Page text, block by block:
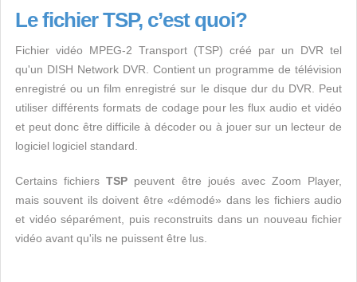
Le fichier TSP, c’est quoi?
Fichier vidéo MPEG-2 Transport (TSP) créé par un DVR tel
qu'un DISH Network DVR. Contient un programme de télévision
enregistré ou un film enregistré sur le disque dur du DVR. Peut
utiliser différents formats de codage pour les flux audio et vidéo
et peut donc être difficile à décoder ou à jouer sur un lecteur de
logiciel logiciel standard.
Certains fichiersTSP peuvent être joués avec Zoom Player,
mais souvent ils doivent être «démodé» dans les fichiers audio
et vidéo séparément, puis reconstruits dans un nouveau fichier
vidéo avant qu'ils ne puissent être lus.